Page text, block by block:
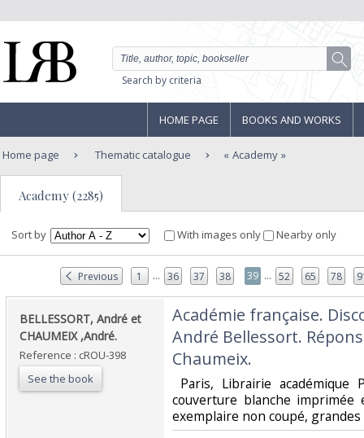
Search by criteria
HOME PAGE BOOKS AND WORKS
Home page Thematic catalogue Academy
Academy (2285)
Sort by With images only Nearby only
Previous 1 ... 36 37 38 39 ... 52 65 78
‎BELLESSORT, André et
CHAUMEIX ,André.‎
Reference : cROU-398
See the book
‎Académie française.
André Bellessort.
Chaumeix.‎
Paris, Librairie
couverture blanche
exemplaire non coupé,